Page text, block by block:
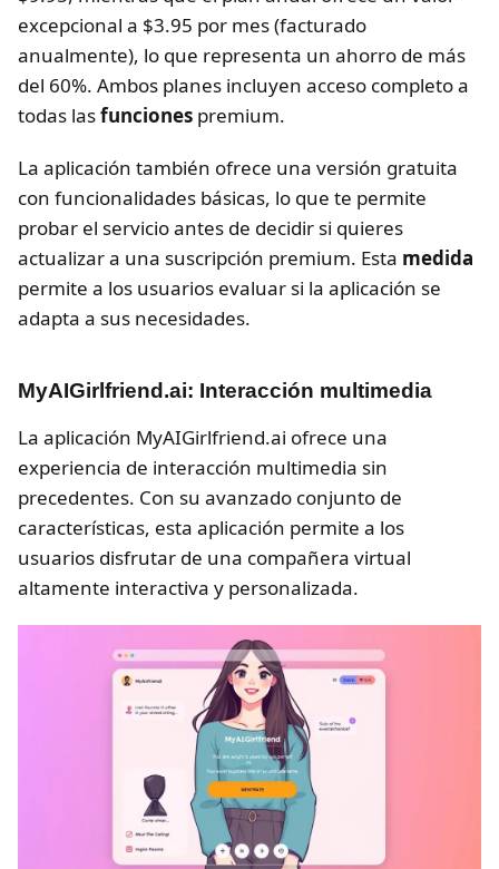
excepcional a $3.95 por mes (facturado
anualmente), lo que representa un ahorro de más
del 60%. Ambos planes incluyen acceso completo a
todas lasfunciones premium.
La aplicación también ofrece una versión gratuita
con funcionalidades básicas, lo que te permite
probar el servicio antes de decidir si quieres
actualizar a una suscripción premium. Esta medida
permite a los usuarios evaluar si la aplicación se
adapta a sus necesidades.
MyAIGirlfriend.ai: Interacción multimedia
La aplicación MyAIGirlfriend.ai ofrece una
experiencia de interacción multimedia sin
precedentes. Con su avanzado conjunto de
características, esta aplicación permite a los
usuarios disfrutar de una compañera virtual
altamente interactiva y personalizada.